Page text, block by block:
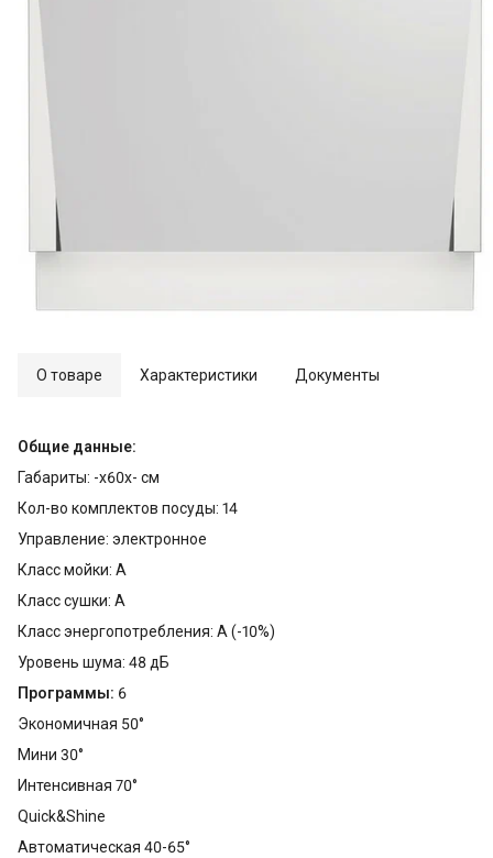
О товаре Характеристики Документы
Общие данные:
Габариты: -x60x- см
Кол-во комплектов посуды: 14
Управление: электронное
Класс мойки: A
Класс сушки: A
Класс энергопотребления: A (-10%)
Уровень шума: 48 дБ
Программы: 6
Экономичная 50°
Мини 30°
Интенсивная 70°
Quick&Shine
Автоматическая 40-65°